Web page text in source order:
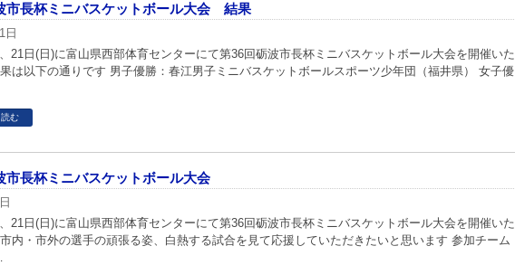
市長杯ミニバスケットボール大会 結果
日
21日(日)に富山県西部体育センターにて第36回砺波市長杯ミニバスケットボール大会を開催いた
は以下の通りです 男子優勝：春江男子ミニバスケットボールスポーツ少年団（福井県） 女子優
む
市長杯ミニバスケットボール大会
21日(日)に富山県西部体育センターにて第36回砺波市長杯ミニバスケットボール大会を開催いた
内・市外の選手の頑張る姿、白熱する試合を見て応援していただきたいと思います 参加チーム